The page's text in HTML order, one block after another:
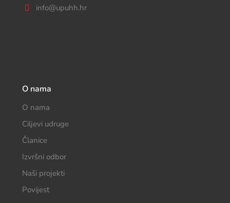
info@upuhh.hr
O nama
O nama
Ciljevi udruge
Članice
Izvršni odbor
Naši projekti
Povijest